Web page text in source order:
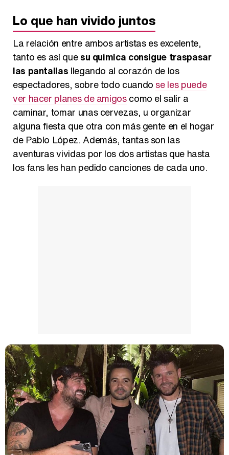
Lo que han vivido juntos
La relación entre ambos artistas es excelente,
tanto es así quesu química consigue traspasar
las pantallas llegando al corazón de los
espectadores, sobre todo cuando se les puede
ver hacer planes de amigoscomo el salir a
caminar, tomar unas cervezas, u organizar
alguna fiesta que otra con más gente en el hogar
de Pablo López. Además, tantas son las
aventuras vividas por los dos artistas que hasta
los fans les han pedido canciones de cada uno.